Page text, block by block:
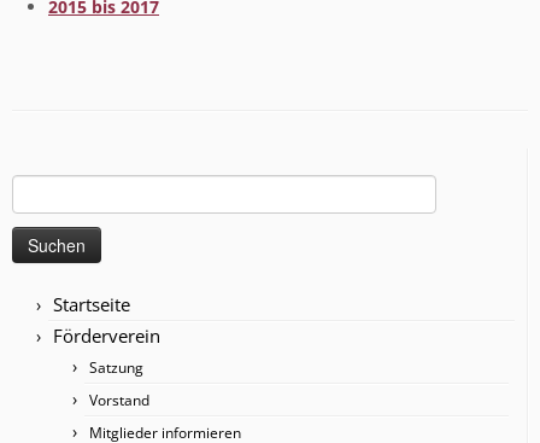
2015 bis 2017
Suchen
nach:
Startseite
Förderverein
Satzung
Vorstand
Mitglieder informieren